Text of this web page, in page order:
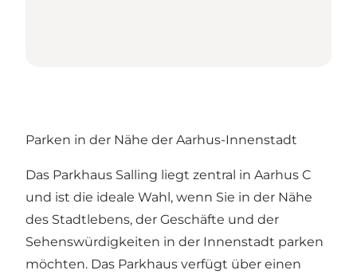
Parken in der Nähe der Aarhus-Innenstadt
Das Parkhaus Salling liegt zentral in Aarhus C
und ist die ideale Wahl, wenn Sie in der Nähe
des Stadtlebens, der Geschäfte und der
Sehenswürdigkeiten in der Innenstadt parken
möchten. Das Parkhaus verfügt über einen